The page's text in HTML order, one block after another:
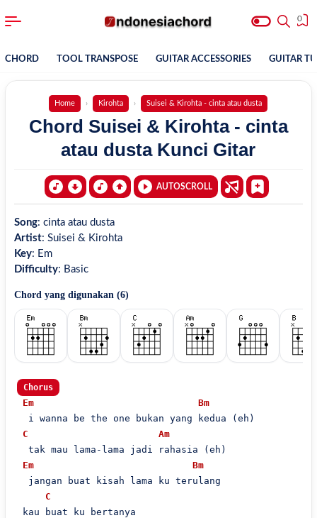
0
CHORD TOOL TRANSPOSE GUITAR ACCESSORIES GUITAR
Home Kirohta Suisei & Kirohta - cinta atau dusta
Chord Suisei & Kirohta - cinta
atau dusta Kunci Gitar
AUTOSCROLL
Song: cinta atau dusta
Artist: Suisei & Kirohta
Key: Em
Difficulty: Basic
Chord yang digunakan (6)
Chorus
Em
Bm
  i wanna be the one bukan yang kedua (eh)
C
Am
  tak mau lama-lama jadi rahasia (eh)
Em
Bm
  jangan buat kisah lama ku terulang
C
kau buat ku bertanya